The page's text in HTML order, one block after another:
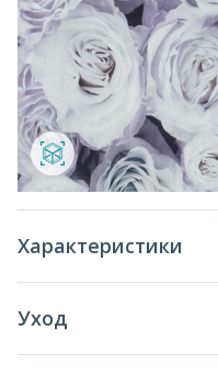
Характеристики
Уход